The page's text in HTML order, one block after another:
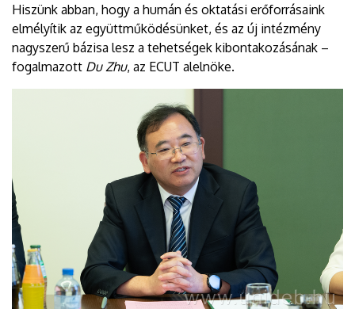
Hiszünk abban, hogy a humán és oktatási erőforrásaink
elmélyítik az együttműködésünket, és az új intézmény
nagyszerű bázisa lesz a tehetségek kibontakozásának –
fogalmazott Du Zhu, az ECUT alelnöke.